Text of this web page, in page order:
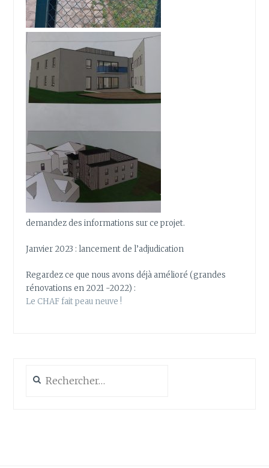
demandez des informations sur ce projet.
Janvier 2023 : lancement de l’adjudication
Regardez ce que nous avons déjà amélioré (grandes
rénovations en 2021 -2022) :
Le CHAF fait peau neuve !